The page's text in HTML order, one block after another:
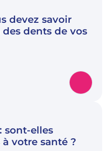
devez savoir
dents de vos
sont-elles
votre santé ?